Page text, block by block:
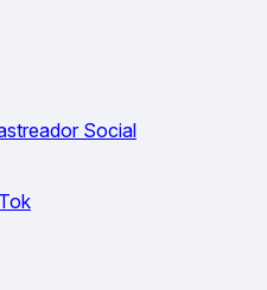
Social